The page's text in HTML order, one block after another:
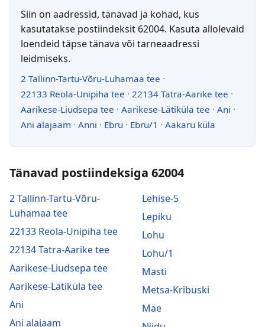
Siin on aadressid, tänavad ja kohad, kus
kasutatakse postiindeksit 62004. Kasuta allolevaid
loendeid täpse tänava või tarneaadressi
leidmiseks.
2 Tallinn-Tartu-Võru-Luhamaa tee ·
22133 Reola-Unipiha tee · 22134 Tatra-Aarike tee ·
Aarikese-Liudsepa tee · Aarikese-Lätiküla tee · Ani ·
Ani alajaam · Anni · Ebru · Ebru/1 · Aakaru küla
Tänavad postiindeksiga 62004
2 Tallinn-Tartu-Võru-
Luhamaa tee
22133 Reola-Unipiha tee
22134 Tatra-Aarike tee
Aarikese-Liudsepa tee
Aarikese-Lätiküla tee
Ani
Ani alajaam
Lehise-5
Lepiku
Lohu
Lohu/1
Masti
Metsa-Kribuski
Mäe